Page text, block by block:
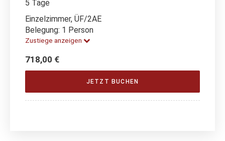
5 Tage
Einzelzimmer, ÜF/2AE
Belegung: 1 Person
Zustiege anzeigen
718,00 €
JETZT BUCHEN